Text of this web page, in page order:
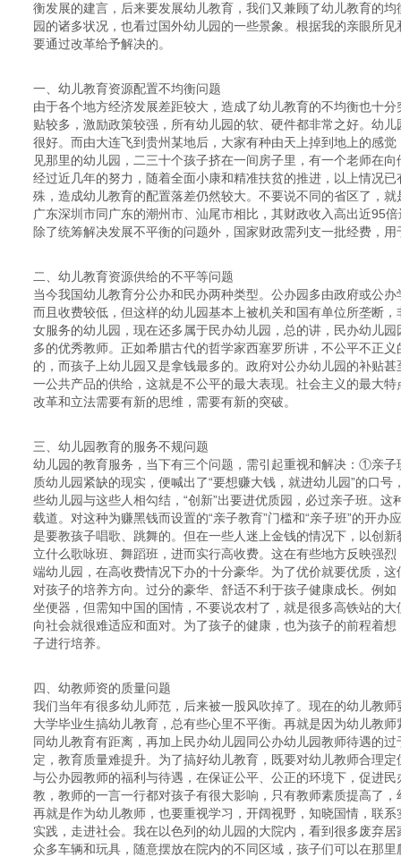
衡发展的建言，后来要发展幼儿教育，我们又兼顾了幼儿教育的
园的诸多状况，也看过国外幼儿园的一些景象。根据我的亲眼所
要通过改革给予解决的。
一、幼儿教育资源配置不均衡问题
由于各个地方经济发展差距较大，造成了幼儿教育的不均衡也十
贴较多，激励政策较强，所有幼儿园的软、硬件都非常之好。幼
很好。而由大连飞到贵州某地后，大家有种由天上掉到地上的感
见那里的幼儿园，二三十个孩子挤在一间房子里，有一个老师在
经过近几年的努力，随着全面小康和精准扶贫的推进，以上情况
殊，造成幼儿教育的配置落差仍然较大。不要说不同的省区了，
广东深圳市同广东的潮州市、汕尾市相比，其财政收入高出近95
除了统筹解决发展不平衡的问题外，国家财政需列支一批经费，
二、幼儿教育资源供给的不平等问题
当今我国幼儿教育分公办和民办两种类型。公办园多由政府或公
而且收费较低，但这样的幼儿园基本上被机关和国有单位所垄断
女服务的幼儿园，现在还多属于民办幼儿园，总的讲，民办幼儿
多的优秀教师。正如希腊古代的哲学家西塞罗所讲，不公平不正
的，而孩子上幼儿园又是拿钱最多的。政府对公办幼儿园的补贴
一公共产品的供给，这就是不公平的最大表现。社会主义的最大
改革和立法需要有新的思维，需要有新的突破。
三、幼儿园教育的服务不规问题
幼儿园的教育服务，当下有三个问题，需引起重视和解决：①亲
质幼儿园紧缺的现实，便喊出了“要想赚大钱，就进幼儿园”的口
些幼儿园与这些人相勾结，“创新”出要进优质园，必过亲子班。
载道。对这种为赚黑钱而设置的“亲子教育”门槛和“亲子班”的开
是要教孩子唱歌、跳舞的。但在一些人迷上金钱的情况下，以创
立什么歌咏班、舞蹈班，进而实行高收费。这在有些地方反映强
端幼儿园，在高收费情况下办的十分豪华。为了优价就要优质，
对孩子的培养方向。过分的豪华、舒适不利于孩子健康成长。例
坐便器，但需知中国的国情，不要说农村了，就是很多高铁站的
向社会就很难适应和面对。为了孩子的健康，也为孩子的前程着
子进行培养。
四、幼教师资的质量问题
我们当年有很多幼儿师范，后来被一股风吹掉了。现在的幼儿教
大学毕业生搞幼儿教育，总有些心里不平衡。再就是因为幼儿教
同幼儿教育有距离，再加上民办幼儿园同公办幼儿园教师待遇的
定，教育质量难提升。为了搞好幼儿教育，既要对幼儿教师合理
与公办园教师的福利与待遇，在保证公平、公正的环境下，促进
教，教师的一言一行都对孩子有很大影响，只有教师素质提高了
再就是作为幼儿教师，也要重视学习，开阔视野，知晓国情，联
实践，走进社会。我在以色列的幼儿园的大院内，看到很多废弃
众多车辆和玩具，随意摆放在院内的不同区域，孩子们可以在那